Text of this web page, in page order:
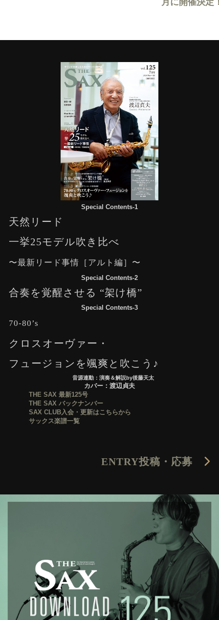
Special Contents-1
天然リード
一挙25モデル吹き比べ
〜最新リード事情［アルト編］〜
Special Contents-2
合奏を覚醒させる “架け橋”
Special Contents-3
70-80’s
クロスオーヴァー・
フュージョンを颯爽と吹こう♪
音源連動：演奏＆解説by後藤天太
カバー：渡辺貞夫
THE SAX 最新125号
THE SAX バックナンバー
SAX CLUB入会・更新はこちらから
サックス楽譜一覧
ENTRY投稿・応募